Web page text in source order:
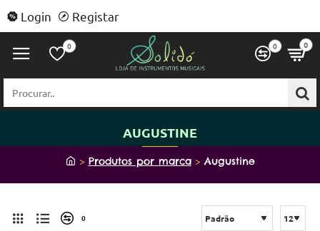
Login Registar
0 0 0
Procurar..
AUGUSTINE
h
Produtos por marca Augustine
0